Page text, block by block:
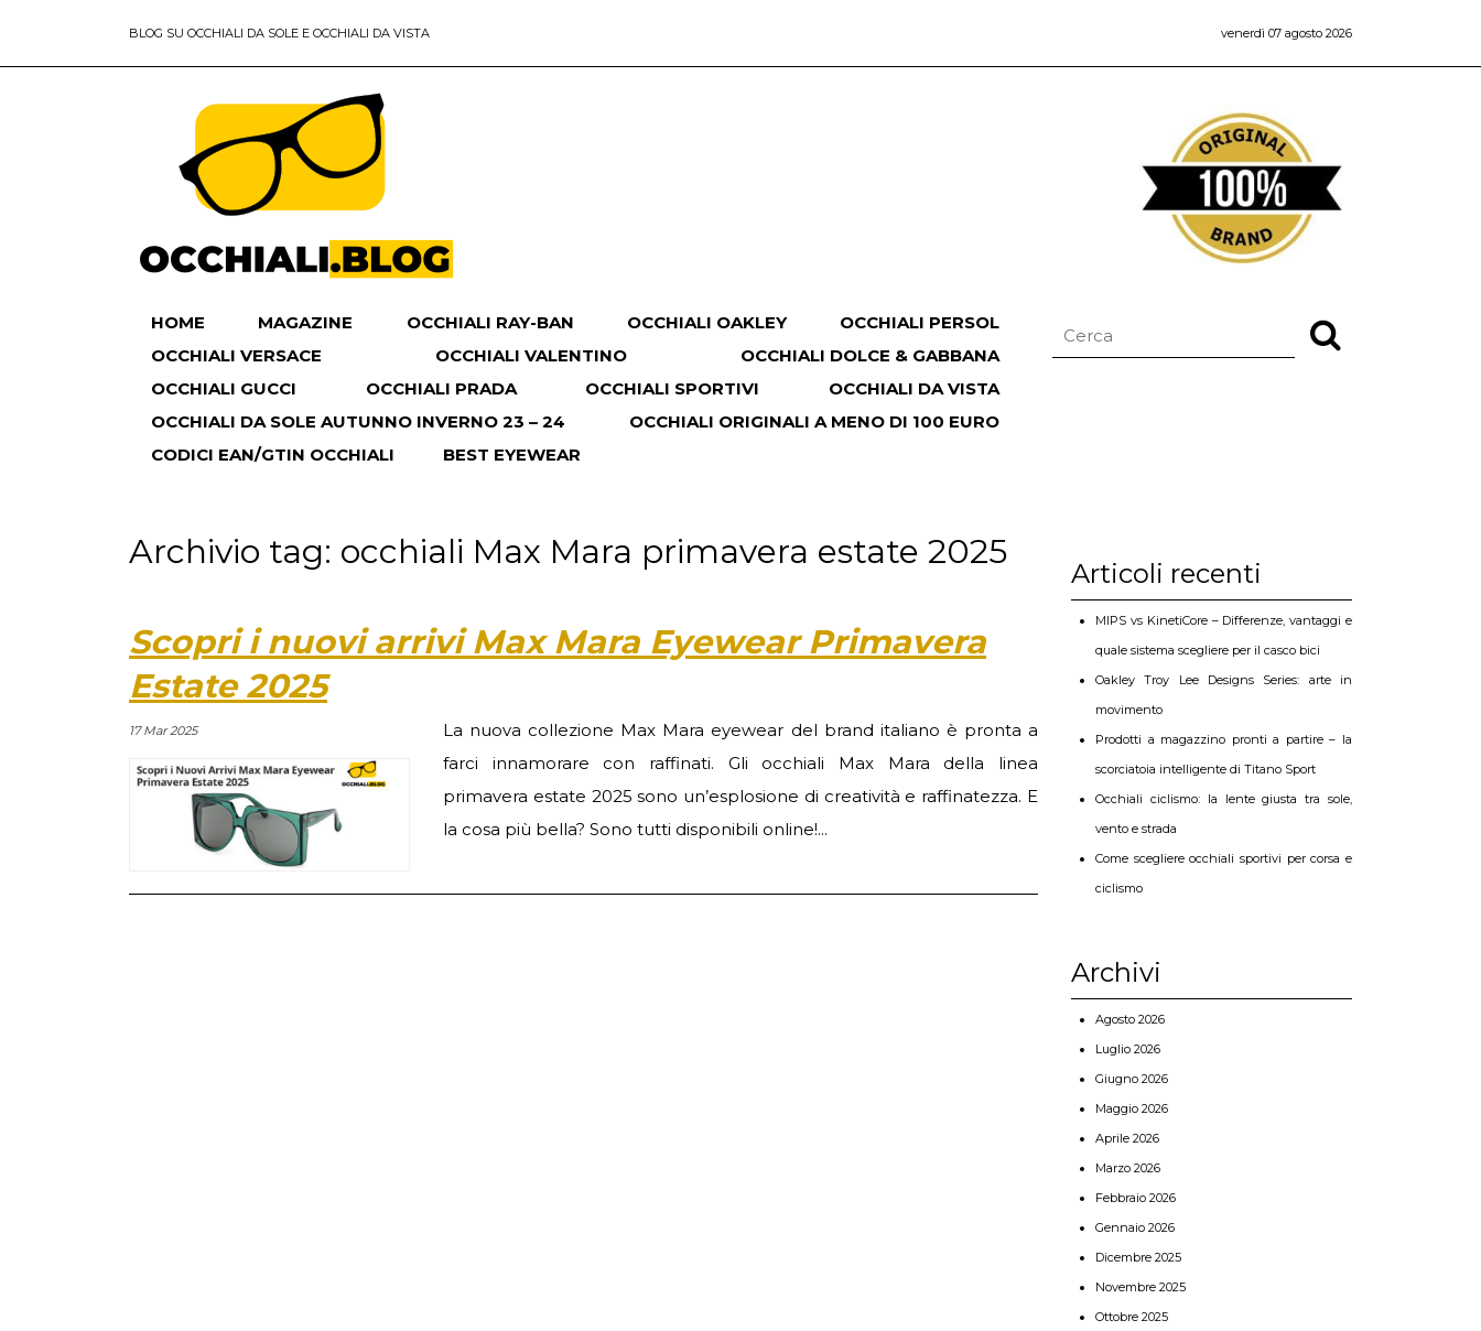
BLOG SU OCCHIALI DA SOLE E OCCHIALI DA VISTA venerdì 07 agosto 2026
HOME MAGAZINE OCCHIALI RAY-BAN OCCHIALI OAKLEY
OCCHIALI PERSOL
OCCHIALI VERSACE
OCCHIALI VALENTINO
OCCHIALI DOLCE & GABBANA
OCCHIALI GUCCI
OCCHIALI PRADA OCCHIALI SPORTIVI
OCCHIALI DA VISTA
OCCHIALI DA SOLE AUTUNNO INVERNO 23 – 24
OCCHIALI ORIGINALI A MENO DI 100 EURO
CODICI EAN/GTIN OCCHIALI
BEST EYEWEAR
Archivio tag: occhiali Max Mara primavera estate 2025
Scopri i nuovi arrivi Max Mara Eyewear Primavera
Estate 2025
17 Mar 2025
La nuova collezione Max Mara eyewear del brand italiano è pronta a
farci innamorare con raffinati. Gli occhiali Max Mara della linea
primavera estate 2025 sono un’esplosione di creatività e raffinatezza. E
la cosa più bella? Sono tutti disponibili online!...
Articoli recenti
MIPS vs KinetiCore – Differenze, vantaggi e
quale sistema scegliere per il casco bici
Oakley Troy Lee Designs Series: arte in
movimento
Prodotti a magazzino pronti a partire – la
scorciatoia intelligente di Titano Sport
Occhiali ciclismo: la lente giusta tra sole,
vento e strada
Come scegliere occhiali sportivi per corsa e
ciclismo
Archivi
Agosto 2026
Luglio 2026
Giugno 2026
Maggio 2026
Aprile 2026
Marzo 2026
Febbraio 2026
Gennaio 2026
Dicembre 2025
Novembre 2025
Ottobre 2025